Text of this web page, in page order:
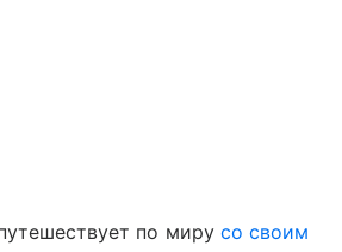
по миру со своим